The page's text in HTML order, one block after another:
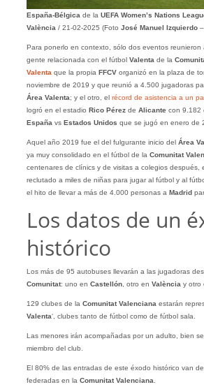
España-Bélgica de la UEFA Women’s Nations
València/ 21-02-2025 (Foto José Manuel Izquierdo–
Para ponerlo en contexto, sólo dos eventos reunieron
gente relacionada con el fútbol Valentade la
Valentaque la propia FFCVorganizó en la plaza de
noviembre de 2019 y que reunió a 4.500 jugadoras
Área Valenta; y el otro, el récord de asistencia a un
logró en el estadio Rico Pérez de Alicantecon 9.182
Españavs Estados Unidos que se jugó en enero de
Aquel año 2019 fue el del fulgurante inicio del Área
ya muy consolidado en el fútbol de la Comunitat
centenares de clínics y de visitas a colegios después,
reclutado a miles de niñas para jugar al fútbol y al
el hito de llevar a más de 4.000 personas a Madrid
Los datos de un
histórico
Los más de 95 autobuses llevarán a las jugadoras
Comunitat: uno en Castellón, otro en Valènciay otro
129 clubes de la Comunitat Valenciana estarán
Valenta‘, clubes tanto de fútbol como de fútbol sala.
Las menores irán acompañadas por un adulto, bien
miembro del club.
El 80% de las entradas de este éxodo histórico van
federadas en la Comunitat Valenciana.